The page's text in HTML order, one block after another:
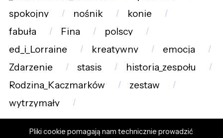
spokojny
nośnik
konie
fabuła
Fina
polscy
ed_i_Lorraine
kreatywny
emocja
Zdarzenie
stasis
historia_zespołu
Rodzina_Kaczmarków
zestaw
wytrzymały
Pliki cookie pomagają nam technicznie prowadzić